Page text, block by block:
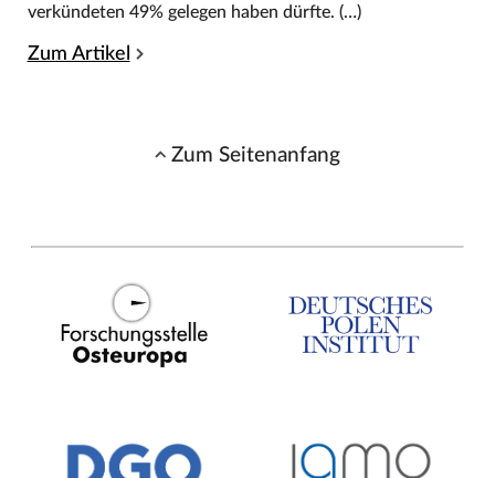
verkündeten 49% gelegen haben dürfte. (…)
Zum Artikel
Zum Seitenanfang